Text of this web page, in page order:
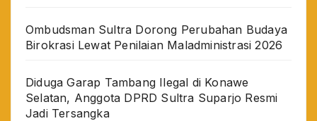
Ombudsman Sultra Dorong Perubahan Budaya
Birokrasi Lewat Penilaian Maladministrasi 2026
Diduga Garap Tambang Ilegal di Konawe
Selatan, Anggota DPRD Sultra Suparjo Resmi
Jadi Tersangka